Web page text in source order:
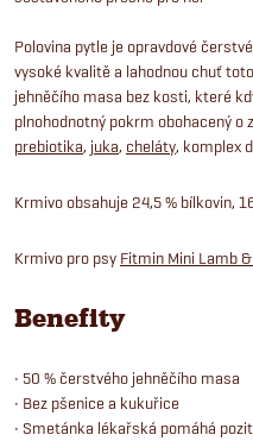
Polovina pytle je opravdové
vysoké kvalitě a lahodnou chuť
jehněčího masa bez kosti, které
plnohodnotný pokrm obohacený o
prebiotika, juka, cheláty, komplex
Krmivo obsahuje 24,5 % bílkovin,
Krmivo pro psy Fitmin Mini Lamb
Benefity
• 50 % čerstvého jehněčího masa
• Bez pšenice a kukuřice
• Smetánka lékařská pomáhá